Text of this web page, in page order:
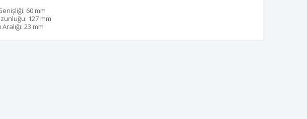
60 mm
127 mm
23 mm